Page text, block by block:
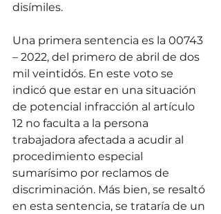
disímiles.
Una primera sentencia es la 00743
– 2022, del primero de abril de dos
mil veintidós. En este voto se
indicó que estar en una situación
de potencial infracción al artículo
12 no faculta a la persona
trabajadora afectada a acudir al
procedimiento especial
sumarísimo por reclamos de
discriminación. Más bien, se resaltó
en esta sentencia, se trataría de un